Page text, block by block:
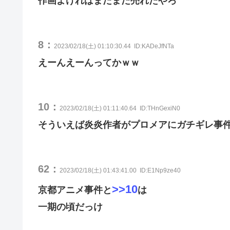
8： 2023/02/18(土) 01:10:30.44 ID:KADeJfNTa
えーんえーんってかｗｗ
10： 2023/02/18(土) 01:11:40.64 ID:THnGexiN0
そういえば炎炎作者がプロメアにガチギレ事
62： 2023/02/18(土) 01:43:41.00 ID:E1Np9ze40
京都アニメ事件と >>10は
一期の頃だっけ